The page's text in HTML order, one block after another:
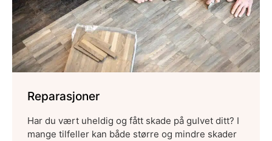
Reparasjoner
Har du vært uheldig og fått skade på gulvet ditt? I
mange tilfeller kan både større og mindre skader